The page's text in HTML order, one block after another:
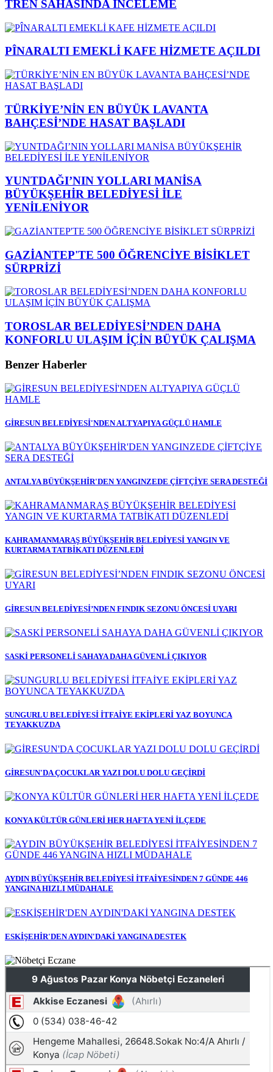
TREN SAHASINDA İNCELEME
PÎNARALTI EMEKLİ KAFE HİZMETE AÇILDI
TÜRKİYE’NİN EN BÜYÜK LAVANTA
BAHÇESİ’NDE HASAT BAŞLADI
YUNTDAĞI’NIN YOLLARI MANİSA
BÜYÜKŞEHİR BELEDİYESİ İLE
YENİLENİYOR
GAZİANTEP'TE 500 ÖĞRENCİYE BİSİKLET
SÜRPRİZİ
TOROSLAR BELEDİYESİ’NDEN DAHA
KONFORLU ULAŞIM İÇİN BÜYÜK ÇALIŞMA
Benzer Haberler
GİRESUN BELEDİYESİ'NDEN ALTYAPIYA GÜÇLÜ HAMLE
ANTALYA BÜYÜKŞEHİR'DEN YANGINZEDE ÇİFTÇİYE SERA DESTEĞİ
KAHRAMANMARAŞ BÜYÜKŞEHİR BELEDİYESİ YANGIN VE
KURTARMA TATBİKATI DÜZENLEDİ
GİRESUN BELEDİYESİ’NDEN FINDIK SEZONU ÖNCESİ UYARI
SASKİ PERSONELİ SAHAYA DAHA GÜVENLİ ÇIKIYOR
SUNGURLU BELEDİYESİ İTFAİYE EKİPLERİ YAZ BOYUNCA
TEYAKKUZDA
GİRESUN'DA ÇOCUKLAR YAZI DOLU DOLU GEÇİRDİ
KONYA KÜLTÜR GÜNLERİ HER HAFTA YENİ İLÇEDE
AYDIN BÜYÜKŞEHİR BELEDİYESİ İTFAİYESİNDEN 7 GÜNDE 446
YANGINA HIZLI MÜDAHALE
ESKİŞEHİR'DEN AYDIN'DAKİ YANGINA DESTEK